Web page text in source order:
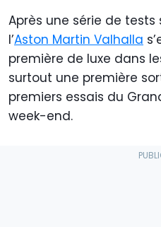
Après une série de
l’Aston Martin Valhalla
première de luxe dans
surtout une première
premiers essais du
week-end.